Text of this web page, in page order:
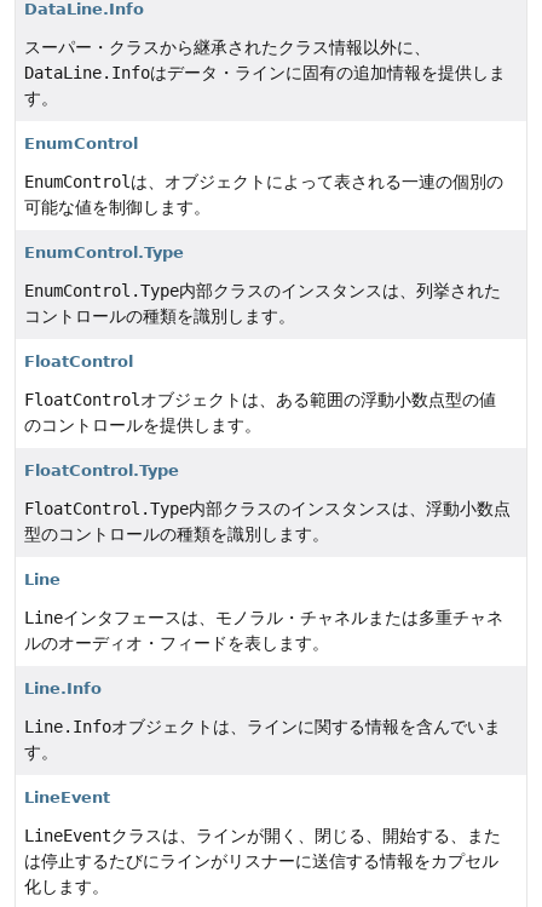
DataLine.Info
スーパー・クラスから継承されたクラス情報以外に、
DataLine.Infoはデータ・ラインに固有の追加情報を提供しま
す。
EnumControl
EnumControl は、オブジェクトによって表される一連の個別の
可能な値を制御します。
EnumControl.Type
EnumControl.Type内部クラスのインスタンスは、列挙された
コントロールの種類を識別します。
FloatControl
FloatControl オブジェクトは、ある範囲の浮動小数点型の値
のコントロールを提供します。
FloatControl.Type
FloatControl.Type内部クラスのインスタンスは、浮動小数点
型のコントロールの種類を識別します。
Line
Lineインタフェースは、モノラル・チャネルまたは多重チャネ
ルのオーディオ・フィードを表します。
Line.Info
Line.Infoオブジェクトは、ラインに関する情報を含んでいま
す。
LineEvent
LineEventクラスは、ラインが開く、閉じる、開始する、また
は停止するたびにラインがリスナーに送信する情報をカプセル
化します。